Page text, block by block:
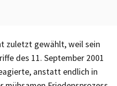
zuletzt gewählt, weil sein
des 11. September 2001
anstatt endlich in